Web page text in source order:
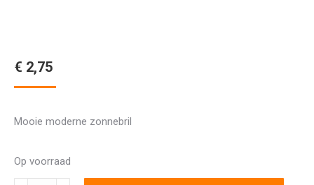
€ 2,75
Mooie moderne zonnebril
Op voorraad